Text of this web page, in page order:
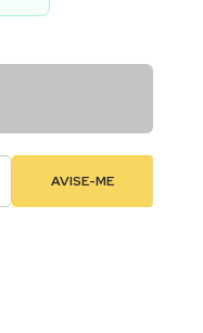
AVISE-ME